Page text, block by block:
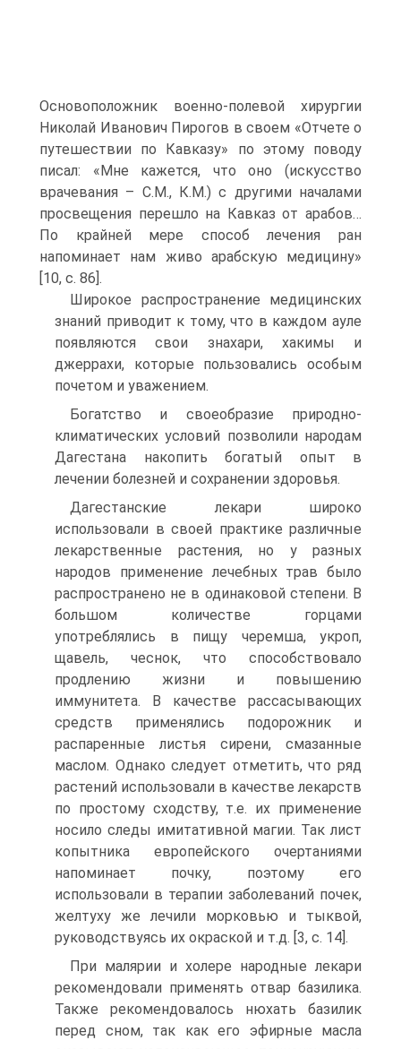
Основоположник военно-полевой хирургии
Николай Иванович Пирогов в своем «Отчете о
путешествии по Кавказу» по этому поводу
писал: «Мне кажется, что оно (искусство
врачевания – С.М., К.М.) с другими началами
просвещения перешло на Кавказ от арабов…
По крайней мере способ лечения ран
напоминает нам живо арабскую медицину»
[10, c. 86].
Широкое распространение медицинских
знаний приводит к тому, что в каждом ауле
появляются свои знахари, хакимы и
джеррахи, которые пользовались особым
почетом и уважением.
Богатство и своеобразие природно-
климатических условий позволили народам
Дагестана накопить богатый опыт в
лечении болезней и сохранении здоровья.
Дагестанские лекари широко
использовали в своей практике различные
лекарственные растения, но у разных
народов применение лечебных трав было
распространено не в одинаковой степени. В
большом количестве горцами
употреблялись в пищу черемша, укроп,
щавель, чеснок, что способствовало
продлению жизни и повышению
иммунитета. В качестве рассасывающих
средств применялись подорожник и
распаренные листья сирени, смазанные
маслом. Однако следует отметить, что ряд
растений использовали в качестве лекарств
по простому сходству, т.е. их применение
носило следы имитативной магии. Так лист
копытника европейского очертаниями
напоминает почку, поэтому его
использовали в терапии заболеваний почек,
желтуху же лечили морковью и тыквой,
руководствуясь их окраской и т.д. [3, c. 14].
При малярии и холере народные лекари
рекомендовали применять отвар базилика.
Также рекомендовалось нюхать базилик
перед сном, так как его эфирные масла